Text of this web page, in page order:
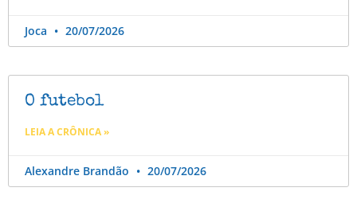
Joca 20/07/2026
O futebol
LEIA A CRÔNICA »
Alexandre Brandão 20/07/2026